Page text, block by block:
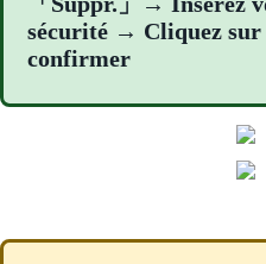
sécurité → Cliquez
confirmer